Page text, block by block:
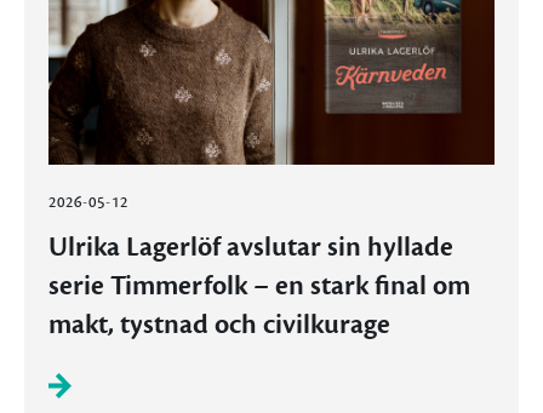
2026-05-12
Ulrika Lagerlöf avslutar sin hyllade
serie Timmerfolk – en stark final om
makt, tystnad och civilkurage